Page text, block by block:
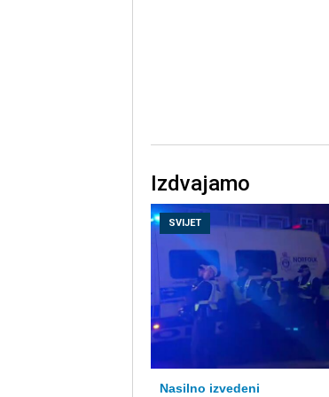
Izdvajamo
SVIJET
Nasilno izvedeni